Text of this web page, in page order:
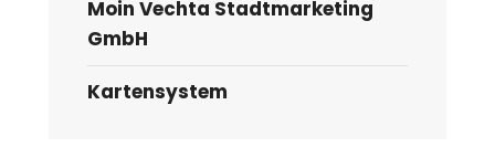
Moin Vechta Stadtmarketing
GmbH
Kartensystem